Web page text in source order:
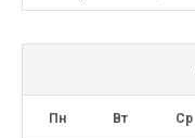
Пн Вт Ср